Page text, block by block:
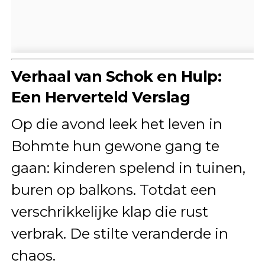
Verhaal van Schok en Hulp:
Een Herverteld Verslag
Op die avond leek het leven in
Bohmte hun gewone gang te
gaan: kinderen spelend in tuinen,
buren op balkons. Totdat een
verschrikkelijke klap die rust
verbrak. De stilte veranderde in
chaos.